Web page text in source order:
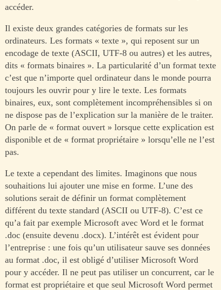
accéder.
Il existe deux grandes catégories de formats sur les
ordinateurs. Les formats « texte », qui reposent sur un
encodage de texte (ASCII, UTF-8 ou autres) et les autres,
dits « formats binaires ». La particularité d’un format texte
c’est que n’importe quel ordinateur dans le monde pourra
toujours les ouvrir pour y lire le texte. Les formats
binaires, eux, sont complètement incompréhensibles si on
ne dispose pas de l’explication sur la manière de le traiter.
On parle de « format ouvert » lorsque cette explication est
disponible et de « format propriétaire » lorsqu’elle ne l’est
pas.
Le texte a cependant des limites. Imaginons que nous
souhaitions lui ajouter une mise en forme. L’une des
solutions serait de définir un format complètement
différent du texte standard (ASCII ou UTF-8). C’est ce
qu’a fait par exemple Microsoft avec Word et le format
.doc (ensuite devenu .docx). L’intérêt est évident pour
l’entreprise : une fois qu’un utilisateur sauve ses données
au format .doc, il est obligé d’utiliser Microsoft Word
pour y accéder. Il ne peut pas utiliser un concurrent, car le
format est propriétaire et que seul Microsoft Word permet